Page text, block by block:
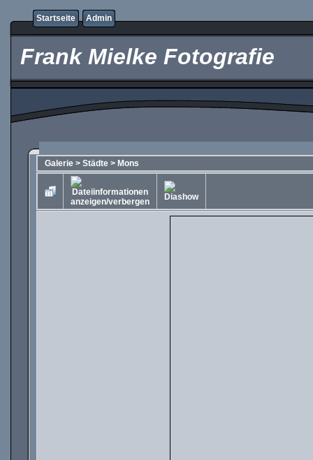
Startseite Admin
Frank Mielke Fotografie
Galerie > Städte > Mons